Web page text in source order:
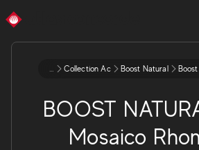
... Collection Ac Boost Natural
BOOST
Mosaico